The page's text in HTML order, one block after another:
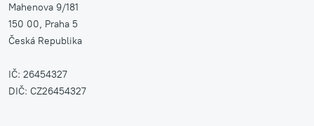
Mahenova 9/181
150 00, Praha 5
Česká Republika
IČ: 26454327
DIČ: CZ26454327